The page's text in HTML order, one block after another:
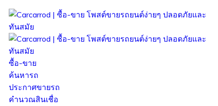
ซื้อ-ขาย
ค้นหารถ
ประกาศขายรถ
คำนวณสินเชื่อ